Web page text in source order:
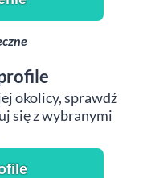
okolicy, sprawdź
się z wybranymi